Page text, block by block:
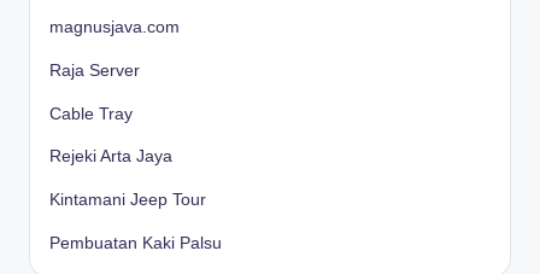
magnusjava.com
Raja Server
Cable Tray
Rejeki Arta Jaya
Kintamani Jeep Tour
Pembuatan Kaki Palsu